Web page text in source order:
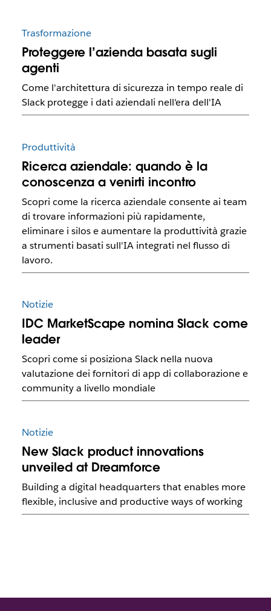
Trasformazione
Proteggere l’azienda basata sugli
agenti
Come l'architettura di sicurezza in tempo reale di
Slack protegge i dati aziendali nell'era dell'IA
Produttività
Ricerca aziendale: quando è la
conoscenza a venirti incontro
Scopri come la ricerca aziendale consente ai team
di trovare informazioni più rapidamente,
eliminare i silos e aumentare la produttività grazie
a strumenti basati sull'IA integrati nel flusso di
lavoro.
Notizie
IDC MarketScape nomina Slack come
leader
Scopri come si posiziona Slack nella nuova
valutazione dei fornitori di app di collaborazione e
community a livello mondiale
Notizie
New Slack product innovations
unveiled at Dreamforce
Building a digital headquarters that enables more
flexible, inclusive and productive ways of working